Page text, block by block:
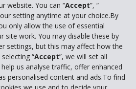
website. You can “Accept”, “
setting anytime at your choice.By
only allow the use of essential
site work. You may disable these by
settings, but this may affect how the
“Accept”, we will set all
us analyse traffic, offer enhanced
personalised content and ads.To find